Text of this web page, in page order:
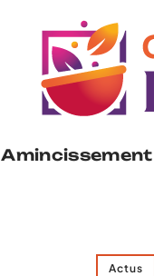
Amincissement
Actus